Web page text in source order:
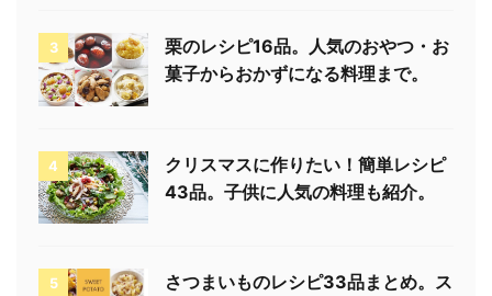
3
栗のレシピ16品。人気のおやつ・お
菓子からおかずになる料理まで。
4
クリスマスに作りたい！簡単レシピ
43品。子供に人気の料理も紹介。
5
さつまいものレシピ33品まとめ。ス